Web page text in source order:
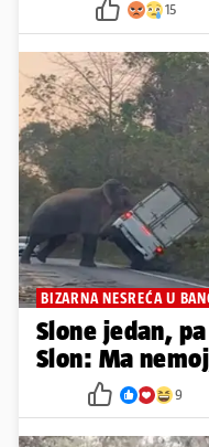
15
BIZARNA NESREĆA U
Slone jedan,
Slon: Ma
9